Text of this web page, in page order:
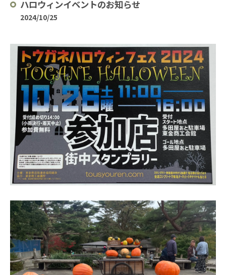
ハロウィンイベントのお知らせ
2024/10/25